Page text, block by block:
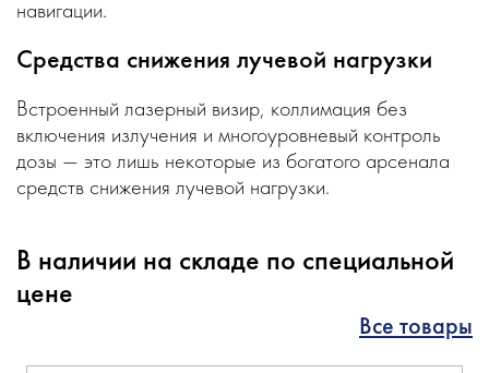
навигации.
Средства снижения лучевой нагрузки
Встроенный лазерный визир, коллимация без
включения излучения и многоуровневый контроль
дозы — это лишь некоторые из богатого арсенала
средств снижения лучевой нагрузки.
В наличии на складе по специальной
цене
Все товары